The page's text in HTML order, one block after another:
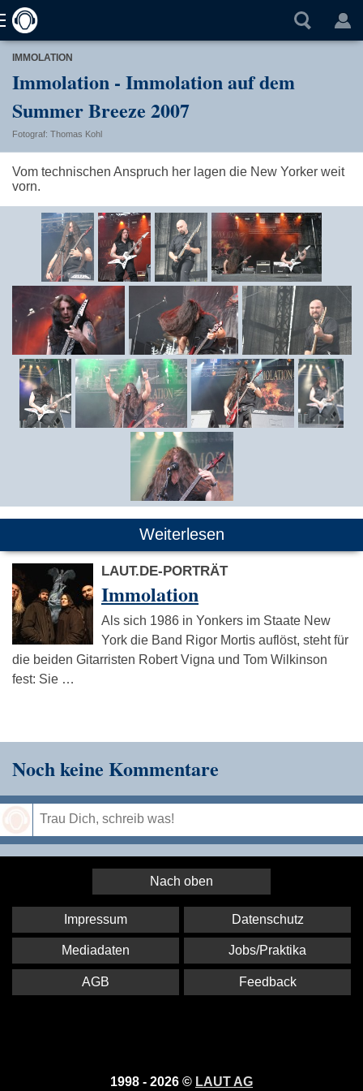
IMMOLATION
Immolation - Immolation auf dem
Summer Breeze 2007
Fotograf: Thomas Kohl
Vom technischen Anspruch her lagen die New Yorker weit
vorn.
Weiterlesen
LAUT.DE-PORTRÄT
Immolation
Als sich 1986 in Yonkers im Staate New
York die Band Rigor Mortis auflöst, steht für
die beiden Gitarristen Robert Vigna und Tom Wilkinson
fest: Sie …
Noch keine Kommentare
Nach oben
1998 - 2026 © LAUT AG
Impressum Datenschutz
Mediadaten Jobs/Praktika
AGB Feedback